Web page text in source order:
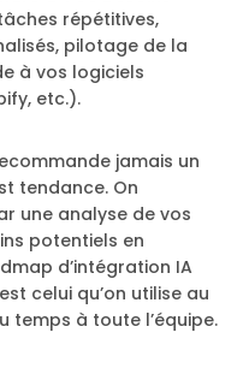
répétitives,
pilotage de la
à vos logiciels
etc.).
jamais un
tendance. On
une analyse de vos
potentiels en
d’intégration IA
celui qu’on utilise au
temps à toute l’équipe.